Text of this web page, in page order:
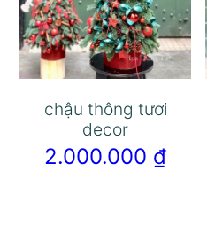
chậu thông tươi
decor
2.000.000 ₫